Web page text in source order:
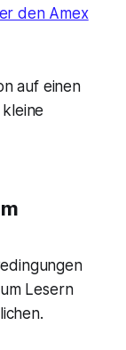
den Amex
auf einen
Lesern